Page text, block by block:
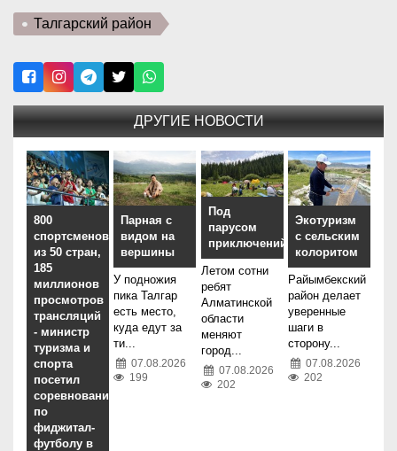
Талгарский район
ДРУГИЕ НОВОСТИ
800
спортсменов
из 50 стран,
185
миллионов
просмотров
трансляций
- министр
туризма и
спорта
посетил
соревнования
по
фиджитал-
футболу в
Парная с
видом на
вершины
У подножия
пика Талгар
есть место,
куда едут за
ти...
07.08.2026
199
Под
парусом
приключений
Летом сотни
ребят
Алматинской
области
меняют
город...
07.08.2026
202
Экотуризм
с сельским
колоритом
Райымбекский
район делает
уверенные
шаги в
сторону...
07.08.2026
202